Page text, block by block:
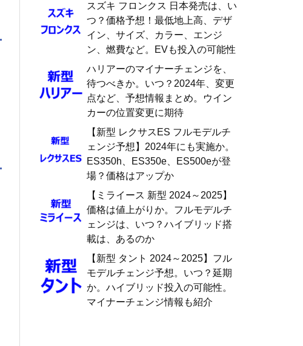
スズキ フロンクス 日本発売は、い
つ？価格予想！最低地上高、デザ
イン、サイズ、カラー、エンジ
ン、燃費など。EVも投入の可能性
ハリアーのマイナーチェンジを、
待つべきか。いつ？2024年、変更
点など、予想情報まとめ。ウイン
カーの位置変更に期待
【新型 レクサスES フルモデルチ
ェンジ予想】2024年にも実施か。
ES350h、ES350e、ES500eが登
場？価格はアップか
【ミライース 新型 2024～2025】
価格は値上がりか。フルモデルチ
ェンジは、いつ？ハイブリッド搭
載は、あるのか
【新型 タント 2024～2025】フル
モデルチェンジ予想。いつ？延期
か。ハイブリッド投入の可能性。
マイナーチェンジ情報も紹介